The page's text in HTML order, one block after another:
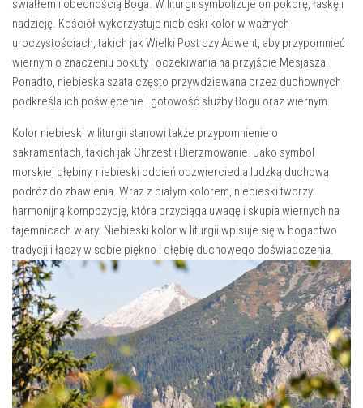
światłem i obecnością Boga. W liturgii symbolizuje on pokorę, łaskę i
nadzieję. Kościół wykorzystuje niebieski kolor‍ w ważnych
uroczystościach, takich jak Wielki Post czy Adwent,⁣ aby przypomnieć ​
wiernym o⁢ znaczeniu⁤ pokuty i⁢ oczekiwania ⁣na przyjście Mesjasza.
Ponadto, niebieska szata ‍często przywdziewana przez duchownych
podkreśla ich⁤ poświęcenie ⁢i gotowość służby Bogu oraz wiernym.
Kolor niebieski w liturgii stanowi⁤ także przypomnienie o
sakramentach, takich jak Chrzest i Bierzmowanie. Jako symbol
morskiej głębiny,‍ niebieski odcień odzwierciedla​ ludzką ​duchową
podróż ​do zbawienia. Wraz z białym ⁤kolorem, niebieski tworzy⁣
harmonijną‍ kompozycję, która przyciąga uwagę⁢ i skupia wiernych na
tajemnicach​ wiary. Niebieski ‌kolor w liturgii wpisuje się w ‍bogactwo
tradycji i łączy w ‍sobie ‌piękno i głębię duchowego doświadczenia.